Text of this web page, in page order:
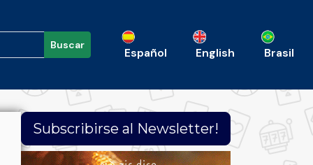
Buscar
Español English Brasil
Subscribirse al Newsletter!